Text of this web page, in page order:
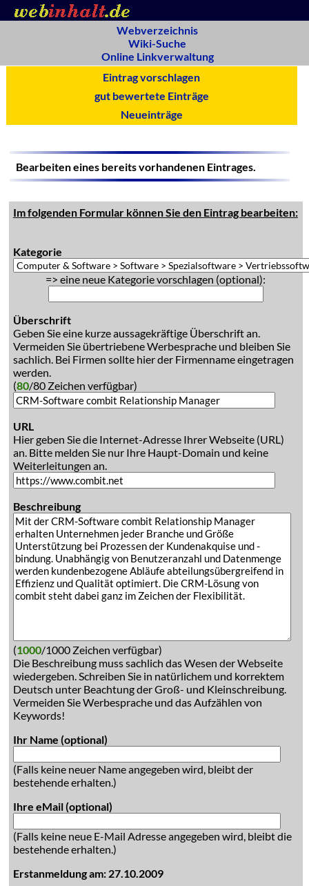
Webverzeichnis
Wiki-Suche
Online Linkverwaltung
Eintrag vorschlagen
gut bewertete Einträge
Neueinträge
Bearbeiten eines bereits vorhandenen Eintrages.
Im folgenden Formular können Sie den Eintrag bearbeiten:
Kategorie
=> eine neue Kategorie vorschlagen (optional):
Überschrift
Geben Sie eine kurze aussagekräftige Überschrift an.
Vermeiden Sie übertriebene Werbesprache und bleiben Sie
sachlich. Bei Firmen sollte hier der Firmenname eingetragen
werden.
(80/80 Zeichen verfügbar)
URL
Hier geben Sie die Internet-Adresse Ihrer Webseite (URL)
an. Bitte melden Sie nur Ihre Haupt-Domain und keine
Weiterleitungen an.
Beschreibung
(1000/1000 Zeichen verfügbar)
Die Beschreibung muss sachlich das Wesen der Webseite
wiedergeben. Schreiben Sie in natürlichem und korrektem
Deutsch unter Beachtung der Groß- und Kleinschreibung.
Vermeiden Sie Werbesprache und das Aufzählen von
Keywords!
Ihr Name (optional)
(Falls keine neuer Name angegeben wird, bleibt der
bestehende erhalten.)
Ihre eMail (optional)
(Falls keine neue E-Mail Adresse angegeben wird, bleibt die
bestehende erhalten.)
Erstanmeldung am: 27.10.2009